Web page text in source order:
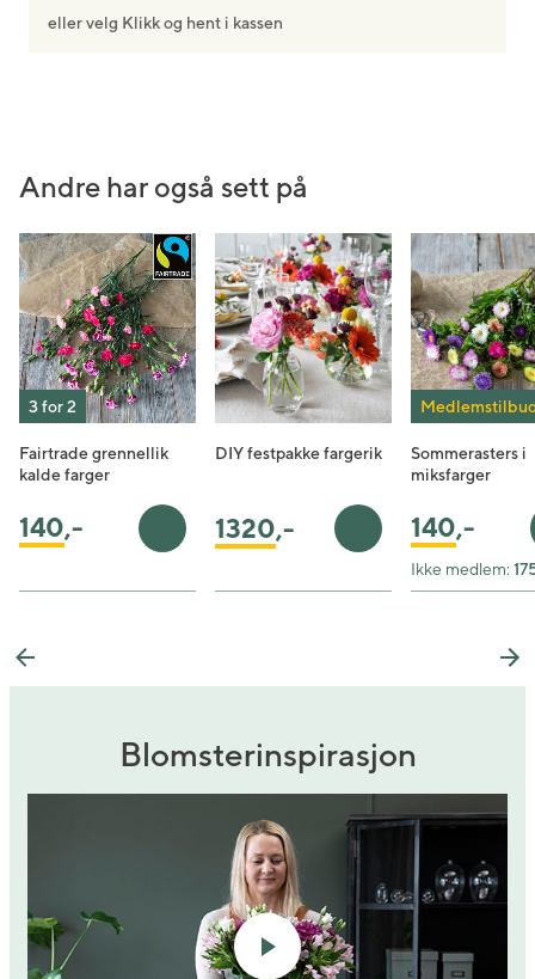
eller velg Klikk og hent i kassen
Andre har også sett på
3 for 2
Fairtrade grennellik
kalde farger
140,- Legg i handlekurv
DIY festpakke fargerik
1320,- Legg i handlekurv
Sommerasters i
miksfarger
140,-
Ikke medlem:
Previous
Blomsterinspirasjon